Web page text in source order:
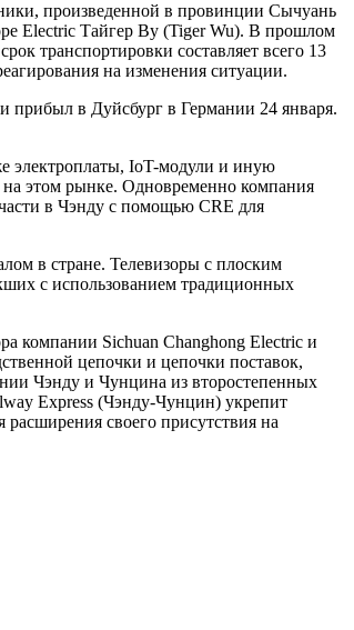
произведенной в провинции Сычуань
Electric Тайгер Ву (Tiger Wu). В прошлом
транспортировки составляет всего 13
на изменения ситуации.
прибыл в Дуйсбург в Германии 24 января.
электроплаты, IoT-модули и иную
на этом рынке. Одновременно компания
в Чэнду с помощью CRE для
в стране. Телевизоры с плоским
с использованием традиционных
компании Sichuan Changhong Electric и
цепочки и цепочки поставок,
Чэнду и Чунцина из второстепенных
Express (Чэнду-Чунцин) укрепит
своего присутствия на